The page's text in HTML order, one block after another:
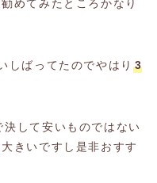
めてみたところかなり
しばってたのでやはり 3
決して安いものではない
きいですし是非おすす